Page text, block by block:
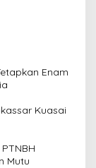
Enam
Kuasai
Mutu